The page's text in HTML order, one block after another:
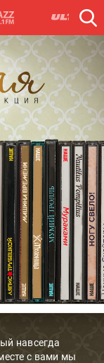
навсегда
с вами мы